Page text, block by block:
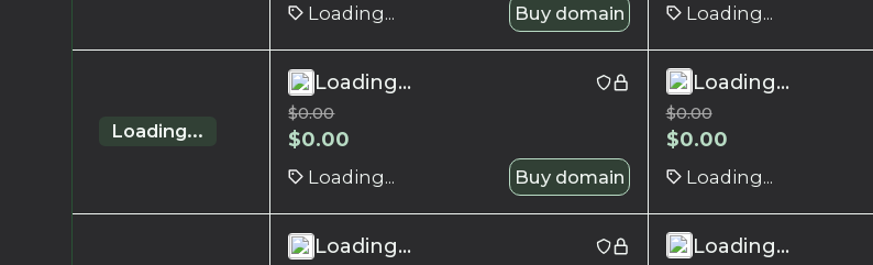
Loading... Buy domain Loading...
Loading...
Loading...
$0.00
$0.00
Loading... Buy domain
Loading...
$0.00
$0.00
Loading...
Loading... Loading...